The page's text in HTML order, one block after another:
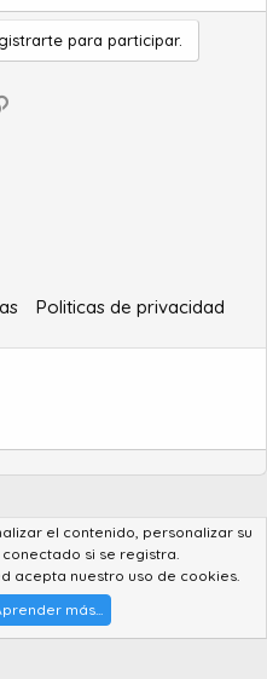
para participar.
Politicas de privacidad
2022 XenForo Ltd.
XF2 Addons
el contenido, personalizar su
si se registra.
acepta nuestro uso de cookies.
más...